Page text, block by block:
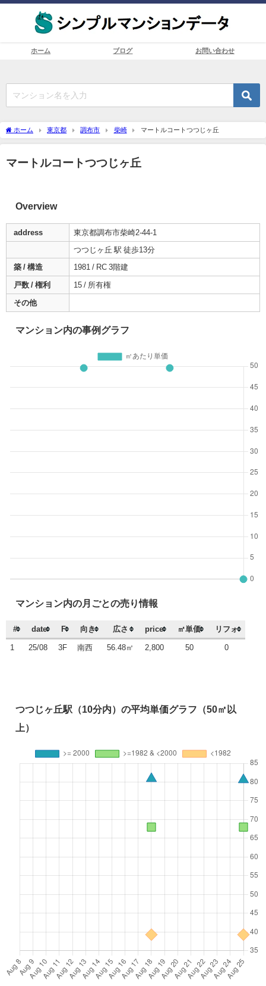
ホーム ブログ お問い合わせ
ホーム 東京都 調布市 柴崎 マートルコートつつじヶ丘
マートルコートつつじヶ丘
Overview
address 東京都調布市柴崎2-44-1
つつじヶ丘 駅 徒歩13分
築 / 構造 1981 / RC 3階建
戸数 / 権利 15 / 所有権
その他
マンション内の事例グラフ
マンション内の月ごとの売り情報
# date F 向き 広さ price ㎡単価 リフォ
1 25/08 3F 南西 56.48㎡ 2,800 50 0
つつじヶ丘駅（10分内）の平均単価グラフ（50㎡以
上）